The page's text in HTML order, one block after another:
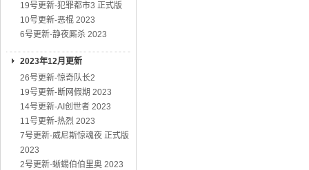
19号更新-犯罪都市3 正式版
10号更新-恶棍 2023
6号更新-静夜厮杀 2023
2023年12月更新
26号更新-惊奇队长2
19号更新-断网假期 2023
14号更新-AI创世者 2023
11号更新-热烈 2023
7号更新-威尼斯惊魂夜 正式版
2023
2号更新-蜥蜴伯伯里奥 2023